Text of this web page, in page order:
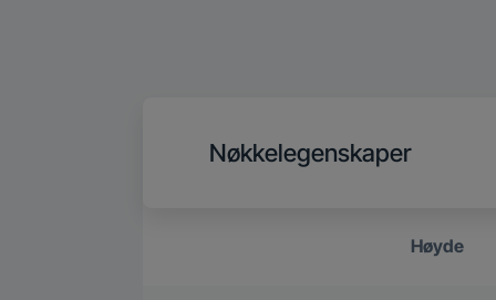
Nøkkelegenskaper
Høyde